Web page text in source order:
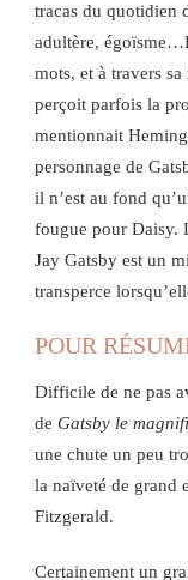
tracas du quotidien
adultère,
mots, et à travers
perçoit parfois la
mentionnait
personnage de
il n’est au fond
fougue pour Daisy.
Jay Gatsby est un
transperce
POUR
Difficile de ne pas
de Gatsby le
une chute un peu
la naïveté de grand
Fitzgerald.
Certainement un